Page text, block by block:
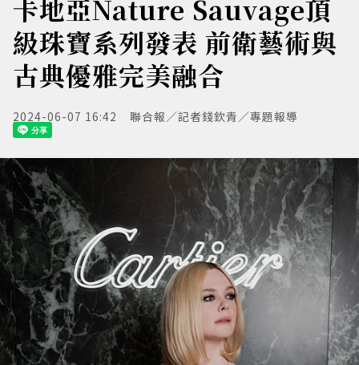
卡地亞Nature Sauvage頂
級珠寶系列發表 前衛藝術與
古典優雅完美融合
2024-06-07 16:42 聯合報／記者錢欽青／專題報導